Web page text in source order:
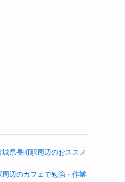
城県長町駅周辺のおススメ
周辺のカフェで勉強・作業